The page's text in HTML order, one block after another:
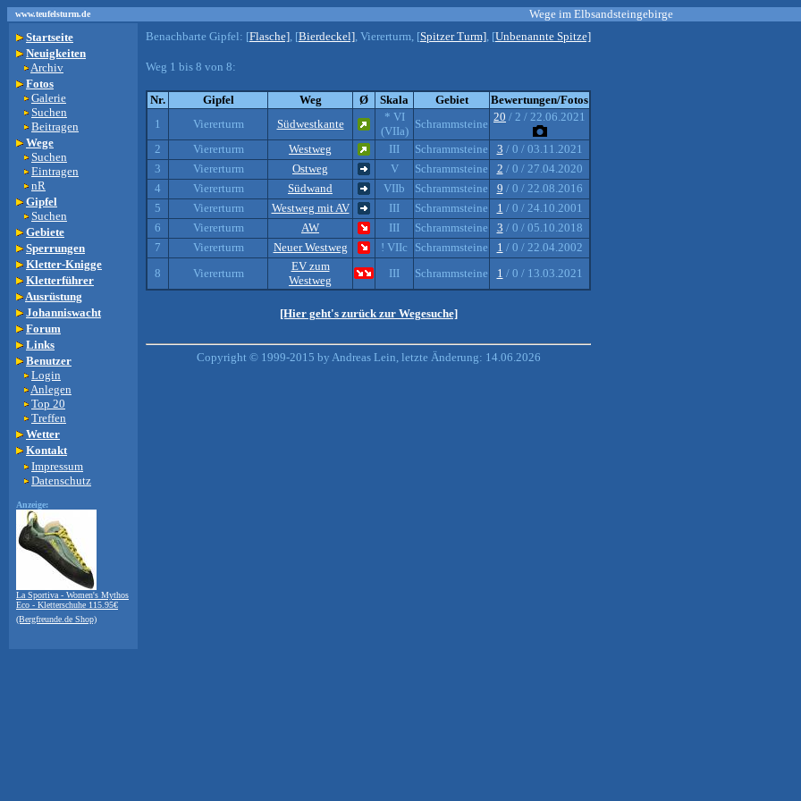
www.teufelsturm.de Wege im Elbsandsteingebirge
Startseite
Neuigkeiten
Archiv
Fotos
Galerie
Suchen
Beitragen
Wege
Suchen
Eintragen
nR
Gipfel
Suchen
Gebiete
Sperrungen
Kletter-Knigge
Kletterführer
Ausrüstung
Johanniswacht
Forum
Links
Benutzer
Login
Anlegen
Top 20
Treffen
Wetter
Kontakt
Impressum
Datenschutz
Anzeige:
La Sportiva - Women's Mythos
Eco - Kletterschuhe 115.95€
(Bergfreunde.de Shop)
Benachbarte Gipfel: [Flasche], [Bierdeckel], Viererturm, [Spitzer Turm], [Unbenannte Spitze]
Weg 1 bis 8 von 8:
Nr. Gipfel Weg Ø Skala Gebiet
Bewertungen/Fotos
1
Viererturm Südwestkante
* VI
(VIIa)
Schrammsteine
20 / 2 / 22.06.2021
2 Viererturm Westweg III Schrammsteine 3 / 0 / 03.11.2021
3
Viererturm Ostweg V Schrammsteine 2 / 0 / 27.04.2020
4
Viererturm Südwand VIIb Schrammsteine 9 / 0 / 22.08.2016
5
Viererturm Westweg mit AV III Schrammsteine 1 / 0 / 24.10.2001
6
Viererturm AW III Schrammsteine 3 / 0 / 05.10.2018
7
Viererturm Neuer Westweg ! VIIc Schrammsteine 1 / 0 / 22.04.2002
8
Viererturm
EV zum
Westweg
III Schrammsteine 1 / 0 / 13.03.2021
[Hier geht's zurück zur Wegesuche]
Copyright © 1999-2015 by Andreas Lein, letzte Änderung: 14.06.2026